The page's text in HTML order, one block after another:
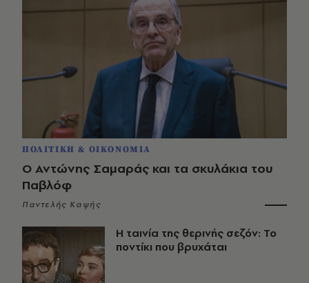
ΠΟΛΙΤΙΚΗ & ΟΙΚΟΝΟΜΙΑ
Ο Αντώνης Σαμαράς και τα σκυλάκια του
Παβλόφ
Παντελής Καψής
Η ταινία της θερινής σεζόν: Το
ποντίκι που βρυχάται